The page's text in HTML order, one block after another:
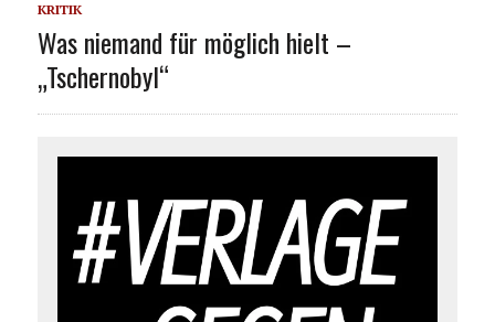
KRITIK
Was niemand für möglich hielt –
„Tschernobyl“